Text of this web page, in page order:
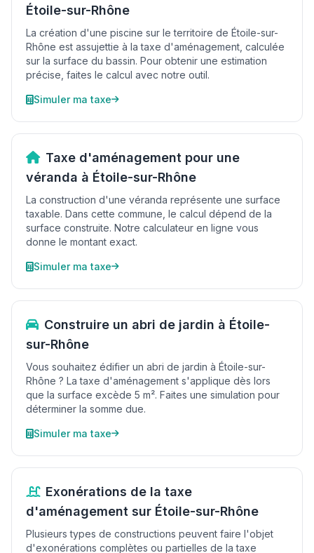
Étoile-sur-Rhône
La création d'une piscine sur le territoire de Étoile-sur-
Rhône est assujettie à la taxe d'aménagement, calculée
sur la surface du bassin. Pour obtenir une estimation
précise, faites le calcul avec notre outil.
Simuler ma taxe
Taxe d'aménagement pour une
véranda à Étoile-sur-Rhône
La construction d'une véranda représente une surface
taxable. Dans cette commune, le calcul dépend de la
surface construite. Notre calculateur en ligne vous
donne le montant exact.
Simuler ma taxe
Construire un abri de jardin à Étoile-
sur-Rhône
Vous souhaitez édifier un abri de jardin à Étoile-sur-
Rhône ? La taxe d'aménagement s'applique dès lors
que la surface excède 5 m². Faites une simulation pour
déterminer la somme due.
Simuler ma taxe
Exonérations de la taxe
d'aménagement sur Étoile-sur-Rhône
Plusieurs types de constructions peuvent faire l'objet
d'exonérations complètes ou partielles de la taxe